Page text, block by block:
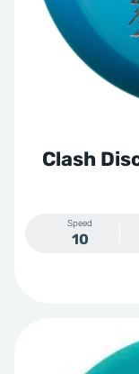
Clash
Speed
10
gekozen
worden